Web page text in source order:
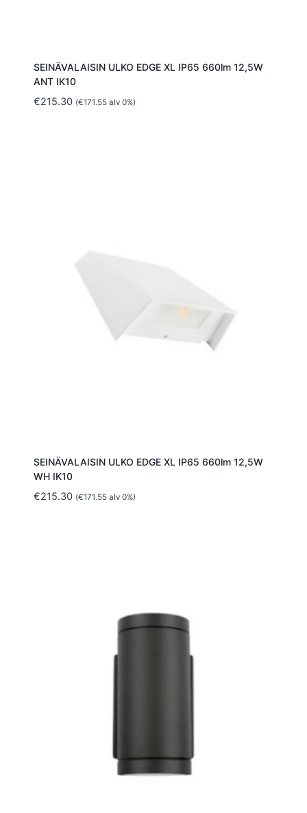
SEINÄVALAISIN ULKO EDGE XL IP65 660lm 12,5W
ANT IK10
€215.30 (€171.55alv 0%)
SEINÄVALAISIN ULKO EDGE XL IP65 660lm 12,5W
WH IK10
€215.30 (€171.55alv 0%)